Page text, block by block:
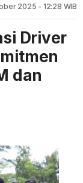
2025 - 12:28 WIB
Driver
dan